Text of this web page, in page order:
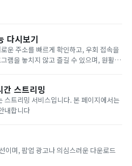
다시보기
운 주소를 빠르게 확인하고, 우회 접속을
램을 놓치지 않고 즐길 수 있으며, 원활한
스트리밍
스트리밍 서비스입니다. 본 페이지에서는
내합니다
이며, 팝업 광고나 의심스러운 다운로드